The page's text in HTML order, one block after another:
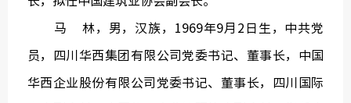
马 林，男，汉族，1969年9月2日生，中共党
员，四川华西集团有限公司党委书记、董事长，中国
华西企业股份有限公司党委书记、董事长，四川国际